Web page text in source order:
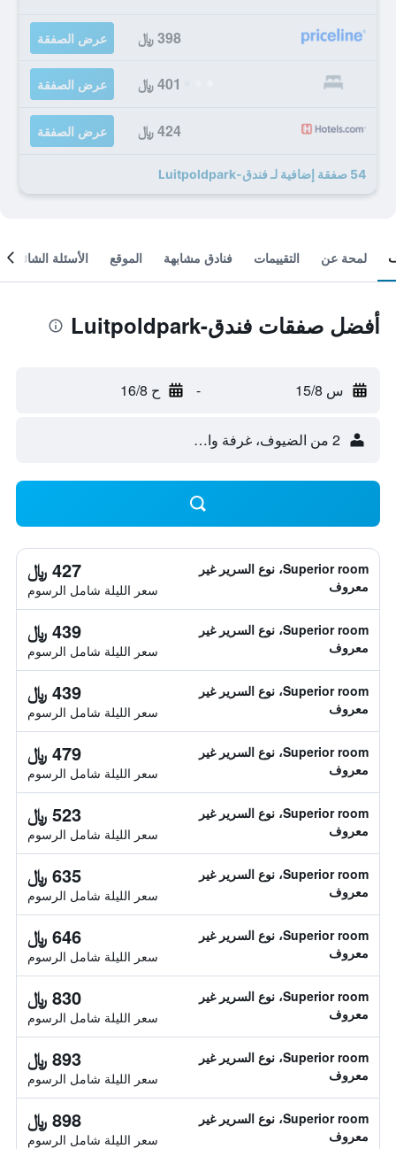
398 ﷼ عرض الصفقة
401 ﷼ عرض الصفقة
424 ﷼ عرض الصفقة
54 صفقة إضافية لـ فندق-Luitpoldpark
لمحة عن التقييمات فنادق مشابهة الموقع الأسئلة الشائعة
أفضل صفقات فندق-Luitpoldpark
س 15/8 - ح 16/8
2 من الضيوف، غرفة واحدة
Superior room، نوع السرير غير
معروف
427 ﷼
سعر الليلة شامل الرسوم
Superior room، نوع السرير غير
معروف
439 ﷼
سعر الليلة شامل الرسوم
Superior room، نوع السرير غير
معروف
439 ﷼
سعر الليلة شامل الرسوم
Superior room، نوع السرير غير
معروف
479 ﷼
سعر الليلة شامل الرسوم
Superior room، نوع السرير غير
معروف
523 ﷼
سعر الليلة شامل الرسوم
Superior room، نوع السرير غير
معروف
635 ﷼
سعر الليلة شامل الرسوم
Superior room، نوع السرير غير
معروف
646 ﷼
سعر الليلة شامل الرسوم
Superior room، نوع السرير غير
معروف
830 ﷼
سعر الليلة شامل الرسوم
Superior room، نوع السرير غير
معروف
893 ﷼
سعر الليلة شامل الرسوم
Superior room، نوع السرير غير
معروف
898 ﷼
سعر الليلة شامل الرسوم